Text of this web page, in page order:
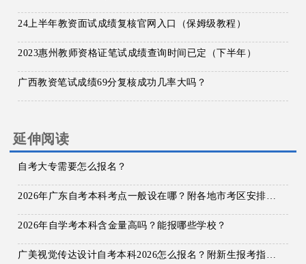
24上半年教资面试成绩复核官网入口（保姆级教程）
2023惠州教师资格证笔试成绩查询时间已定（下半年）
广西教资笔试成绩69分复核成功几率大吗？
延伸阅读
自考大专需要怎么报名？
2026年自学考本科含金量高吗？能报哪些学校？